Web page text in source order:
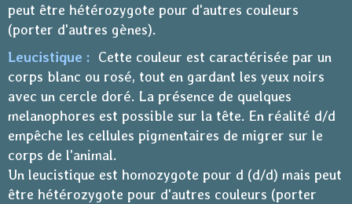
peut être hétérozygote pour d'autres couleurs
(porter d'autres gènes).
Leucistique : Cette couleur est caractérisée par un
corps blanc ou rosé, tout en gardant les yeux noirs
avec un cercle doré. La présence de quelques
melanophores est possible sur la tête. En réalité d/d
empêche les cellules pigmentaires de migrer sur le
corps de l'animal.
Un leucistique est homozygote pour d (d/d) mais peut
être hétérozygote pour d'autres couleurs (porter